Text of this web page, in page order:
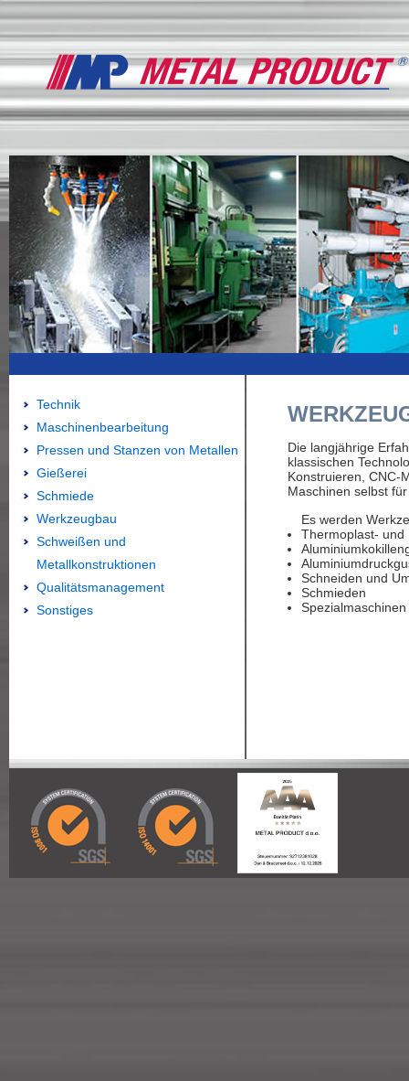
Technik
Maschinenbearbeitung
Pressen und Stanzen von Metallen
Gießerei
Schmiede
Werkzeugbau
Schweißen und
Metallkonstruktionen
Qualitätsmanagement
Sonstiges
Die langjährige
klassischen
Konstruieren, CNC-
Maschinen selbst
Es werden
Thermoplast- und
Schneiden und
Schmieden